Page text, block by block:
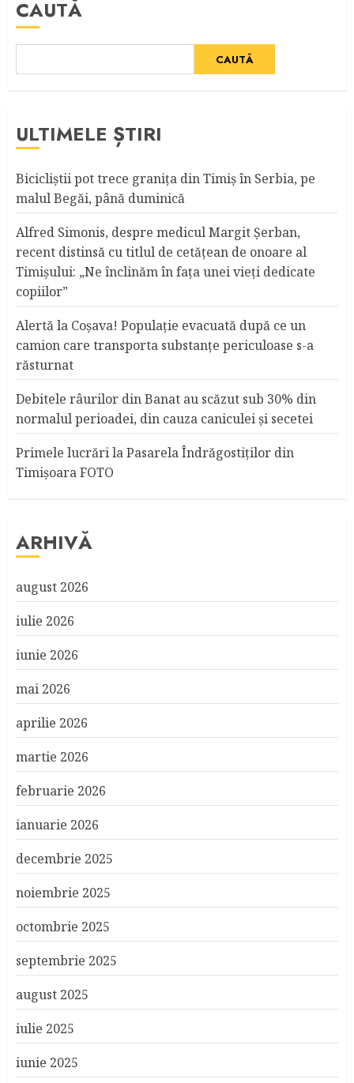
CAUTĂ
CAUTĂ
ULTIMELE ȘTIRI
Bicicliştii pot trece graniţa din Timiş în Serbia, pe
malul Begăi, până duminică
Alfred Simonis, despre medicul Margit Şerban,
recent distinsă cu titlul de cetățean de onoare al
Timişului: „Ne înclinăm în fața unei vieți dedicate
copiilor”
Alertă la Coşava! Populaţie evacuată după ce un
camion care transporta substanţe periculoase s-a
răsturnat
Debitele râurilor din Banat au scăzut sub 30% din
normalul perioadei, din cauza caniculei şi secetei
Primele lucrări la Pasarela Îndrăgostiţilor din
Timişoara FOTO
ARHIVĂ
august 2026
iulie 2026
iunie 2026
mai 2026
aprilie 2026
martie 2026
februarie 2026
ianuarie 2026
decembrie 2025
noiembrie 2025
octombrie 2025
septembrie 2025
august 2025
iulie 2025
iunie 2025